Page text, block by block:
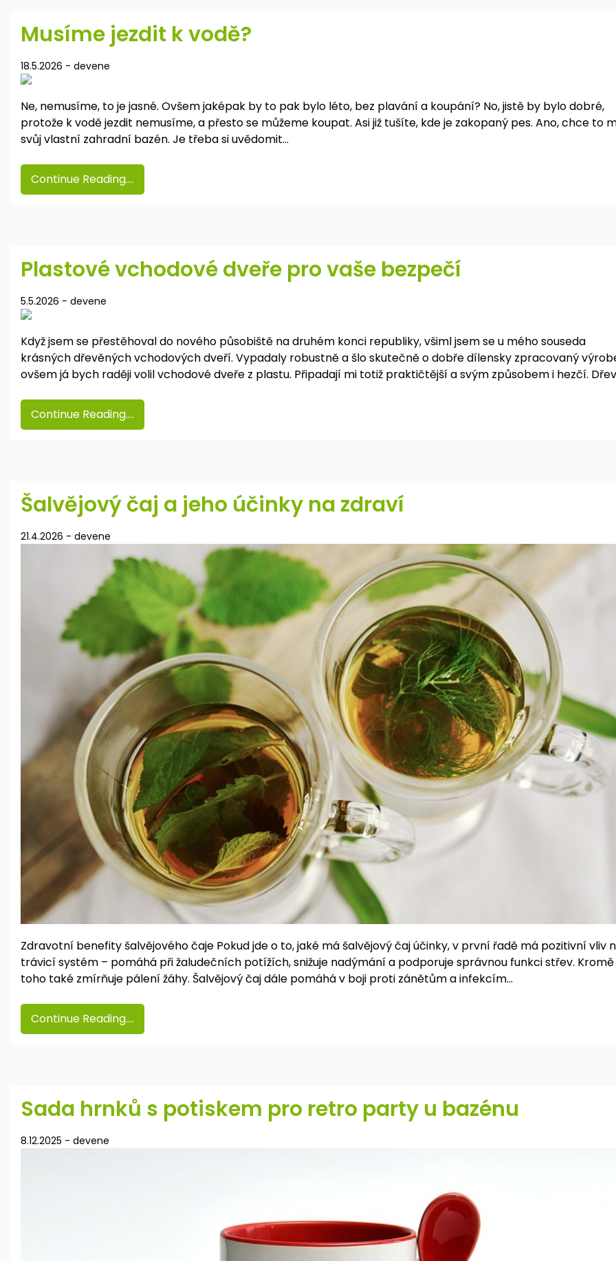
Musíme jezdit k vodě?
18.5.2026 - devene
Ne, nemusíme, to je jasné. Ovšem jaképak by to pak bylo léto, bez plavání a koupání? No, jistě by bylo dobré,
protože k vodě jezdit nemusíme, a přesto se můžeme koupat. Asi již tušíte, kde je zakopaný pes. Ano, chce to
svůj vlastní zahradní bazén. Je třeba si uvědomit…
Continue Reading....
Plastové vchodové dveře pro vaše bezpečí
5.5.2026 - devene
Když jsem se přestěhoval do nového působiště na druhém konci republiky, všiml jsem se u mého souseda
krásných dřevěných vchodových dveří. Vypadaly robustně a šlo skutečně o dobře dílensky zpracovaný
ovšem já bych raději volil vchodové dveře z plastu. Připadají mi totiž praktičtější a svým způsobem i hezčí.
Continue Reading....
Šalvějový čaj a jeho účinky na zdraví
21.4.2026 - devene
Zdravotní benefity šalvějového čaje Pokud jde o to, jaké má šalvějový čaj účinky, v první řadě má pozitivní vliv
trávicí systém – pomáhá při žaludečních potížích, snižuje nadýmání a podporuje správnou funkci střev. Kromě
toho také zmírňuje pálení žáhy. Šalvějový čaj dále pomáhá v boji proti zánětům a infekcím…
Continue Reading....
Sada hrnků s potiskem pro retro party u bazénu
8.12.2025 - devene